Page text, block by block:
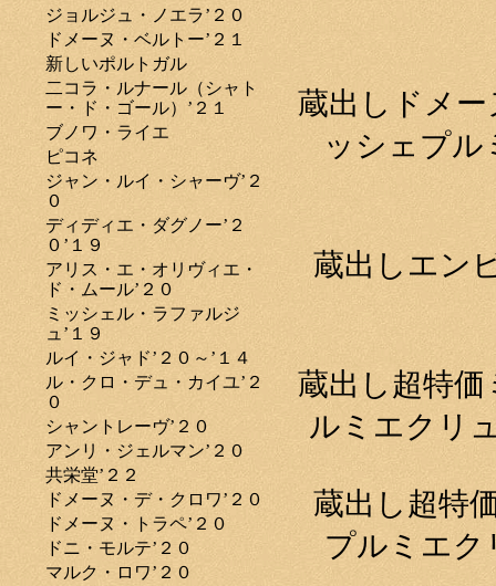
ジョルジュ・ノエラ’２０
ドメーヌ・ベルトー’２１
新しいポルトガル
二コラ・ルナール（シャト
ー・ド・ゴール）’２１
ブノワ・ライエ
ピコネ
ジャン・ルイ・シャーヴ’２
０
ディディエ・ダグノー’２
０’１９
アリス・エ・オリヴィエ・
ド・ムール’２０
ミッシェル・ラファルジ
ュ’１９
ルイ・ジャド’２０～’１４
ル・クロ・デュ・カイユ’２
０
シャントレーヴ’２０
アンリ・ジェルマン’２０
共栄堂’２２
ドメーヌ・デ・クロワ’２０
ドメーヌ・トラペ’２０
ドニ・モルテ’２０
マルク・ロワ’２０
蔵出しドメ
ッシェプル
蔵出しエン
蔵出し超特
ルミエクリ
蔵出し超特
プルミエク